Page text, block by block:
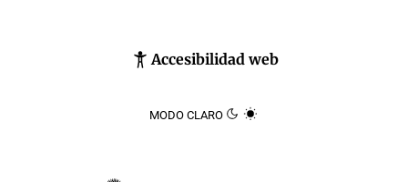
Accesibilidad web
MODO CLARO